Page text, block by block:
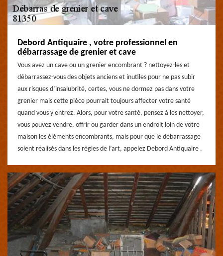
Debord Antiquaire , votre professionnel en
débarrassage de grenier et cave
Vous avez un cave ou un grenier encombrant ? nettoyez-les et
débarrassez-vous des objets anciens et inutiles pour ne pas subir
aux risques d’insalubrité, certes, vous ne dormez pas dans votre
grenier mais cette pièce pourrait toujours affecter votre santé
quand vous y entrez. Alors, pour votre santé, pensez à les nettoyer,
vous pouvez vendre, offrir ou garder dans un endroit loin de votre
maison les éléments encombrants, mais pour que le débarrassage
soient réalisés dans les règles de l’art, appelez Debord Antiquaire .